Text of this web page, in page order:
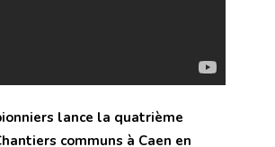
lance la quatrième
communs à Caen en